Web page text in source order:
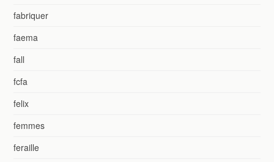
fabriquer
faema
fall
fcfa
felix
femmes
feraille